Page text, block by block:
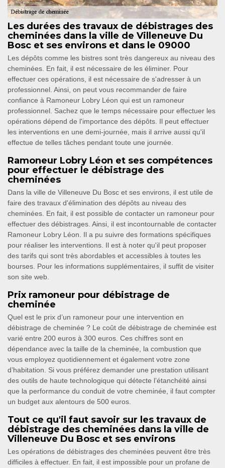
Les durées des travaux de débistrages des
cheminées dans la ville de Villeneuve Du
Bosc et ses environs et dans le 09000
Les dépôts comme les bistres sont très dangereux au niveau des
cheminées. En fait, il est nécessaire de les éliminer. Pour
effectuer ces opérations, il est nécessaire de s'adresser à un
professionnel. Ainsi, on peut vous recommander de faire
confiance à Ramoneur Lobry Léon qui est un ramoneur
professionnel. Sachez que le temps nécessaire pour effectuer les
opérations dépend de l'importance des dépôts. Il peut effectuer
les interventions en une demi-journée, mais il arrive aussi qu'il
effectue de telles tâches pendant toute une journée.
Ramoneur Lobry Léon et ses compétences
pour effectuer le débistrage des
cheminées
Dans la ville de Villeneuve Du Bosc et ses environs, il est utile de
faire des travaux d'élimination des dépôts au niveau des
cheminées. En fait, il est possible de contacter un ramoneur pour
effectuer des débistrages. Ainsi, il est incontournable de contacter
Ramoneur Lobry Léon. Il a pu suivre des formations spécifiques
pour réaliser les interventions. Il est à noter qu'il peut proposer
des tarifs qui sont très abordables et accessibles à toutes les
bourses. Pour les informations supplémentaires, il suffit de visiter
son site web.
Prix ramoneur pour débistrage de
cheminée
Quel est le prix d’un ramoneur pour une intervention en
débistrage de cheminée ? Le coût de débistrage de cheminée est
varié entre 200 euros à 300 euros. Ces chiffres sont en
dépendance avec la taille de la cheminée, la combustion que
vous employez quotidiennement et également votre zone
d’habitation. Si vous préférez demander une prestation utilisant
des outils de haute technologique qui détecte l’étanchéité ainsi
que la performance du conduit de votre cheminée, il faut compter
un budget aux alentours de 500 euros.
Tout ce qu'il faut savoir sur les travaux de
débistrage des cheminées dans la ville de
Villeneuve Du Bosc et ses environs
Les opérations de débistrages des cheminées peuvent être très
difficiles à effectuer. En fait, il est impossible pour un profane de